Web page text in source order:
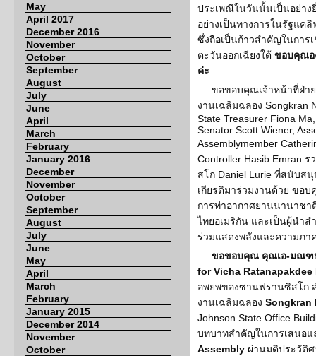
May
April 2017
December 2016
November
October
September
August
July
June
April
March
February
January 2016
December
November
October
September
August
July
June
May
April
March
February
January 2015
December 2014
November
October
ประเพณีในวันนั้นเป็นอย่าง
อย่างเป็นทางการในรัฐแค
ซึ่งถือเป็นก้าวสำคัญในกา
ตะวันออกเฉียงใต้ ขอบคุณอ
ค่ะ
ขอขอบคุณเจ้าหน้าที่ฝ่า
งานเฉลิมฉลอง Songkran
State Treasurer Fiona
Senator Scott Wiener,
Assemblymember
Controller Hasib Emran
สโก Daniel Lurie ที่สนับส
เกียรติมาร่วมงานด้วย ขอ
การท่าอากาศยานนานาช
ไทยอเมริกัน และเป็นผู้นำ
ร่วมแสดงพลังและความภ
ขอขอบคุณ คุณเอ-มณฑ
for Vicha
อพยพของซานฟรานซิสโก
งานเฉลิมฉลอง Songkran
Johnson State Office
บทบาทสำคัญในการเสนอ
Assembly ผ่านมติประวัติ